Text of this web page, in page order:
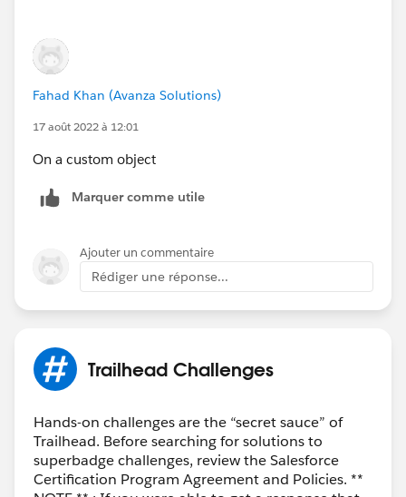
Fahad Khan (Avanza Solutions)
17 août 2022 à 12:01
On a custom object
Marquer comme utile
Ajouter un commentaire
Rédiger une réponse...
Trailhead Challenges
Hands-on challenges are the “secret sauce” of
Trailhead. Before searching for solutions to
superbadge challenges, review the Salesforce
Certification Program Agreement and Policies. **